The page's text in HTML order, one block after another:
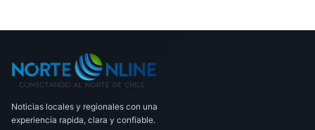
Noticias locales y regionales con una
experiencia rapida, clara y confiable.